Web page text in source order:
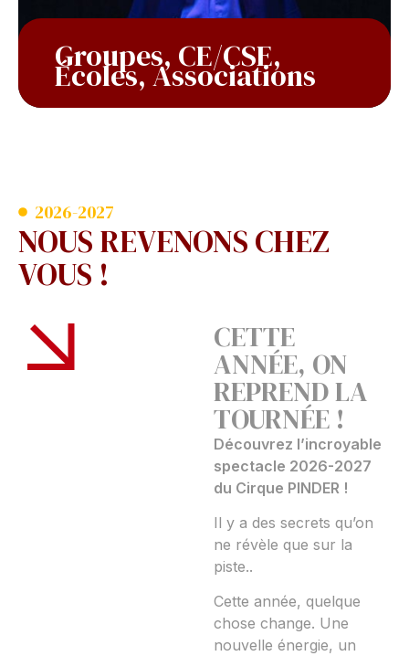
Groupes, CE/CSE,
Écoles, Associations​
2026-2027
NOUS REVENONS CHEZ
VOUS !
CETTE
ANNÉE, ON
REPREND LA
TOURNÉE !
Découvrez l’incroyable
spectacle 2026-2027
du Cirque PINDER !
Il y a des secrets qu’on
ne révèle que sur la
piste..
Cette année, quelque
chose change. Une
nouvelle énergie, un